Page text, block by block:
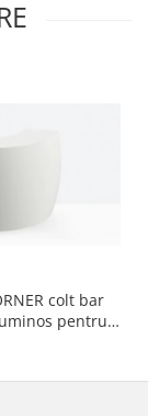
colt bar
pentru